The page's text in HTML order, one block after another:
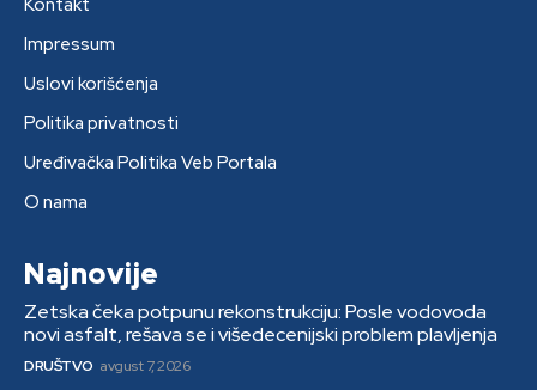
Kontakt
Impressum
Uslovi korišćenja
Politika privatnosti
Uređivačka Politika Veb Portala
O nama
Najnovije
Zetska čeka potpunu rekonstrukciju: Posle vodovoda
novi asfalt, rešava se i višedecenijski problem plavljenja
DRUŠTVO avgust 7, 2026